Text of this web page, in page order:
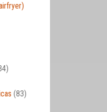
(83)